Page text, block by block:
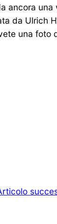
da Ulrich
una foto